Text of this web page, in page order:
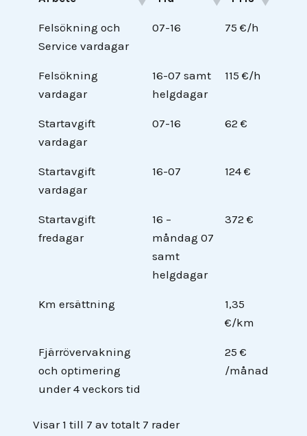
Arbete
Tid Pris
Felsökning och
Service vardagar
07-16 75 €/h
Felsökning
vardagar
16-07 samt
helgdagar
115 €/h
Startavgift
vardagar
07-16 62 €
Startavgift
vardagar
16-07 124 €
Startavgift
fredagar
16 –
måndag 07
samt
helgdagar
372 €
Km ersättning
1,35
€/km
Fjärrövervakning
och optimering
under 4 veckors tid
25 €
/månad
Visar 1 till 7 av totalt 7 rader